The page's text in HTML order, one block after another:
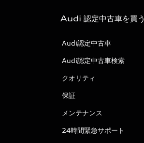
Audi 認定中古車を買う
Audi認定中古車
Audi認定中古車検索
クオリティ
保証
メンテナンス
24時間緊急サポート